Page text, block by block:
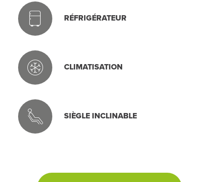
RÉFRIGÉRATEUR
CLIMATISATION
SIÈGLE INCLINABLE